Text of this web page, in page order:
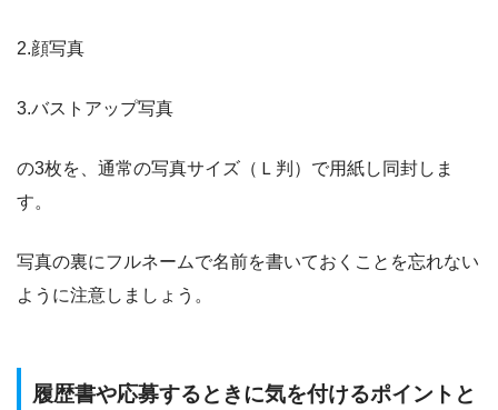
2.顔写真
3.バストアップ写真
の3枚を、通常の写真サイズ（Ｌ判）で用紙し同封しま
す。
写真の裏にフルネームで名前を書いておくことを忘れない
ように注意しましょう。
履歴書や応募するときに気を付けるポイントと